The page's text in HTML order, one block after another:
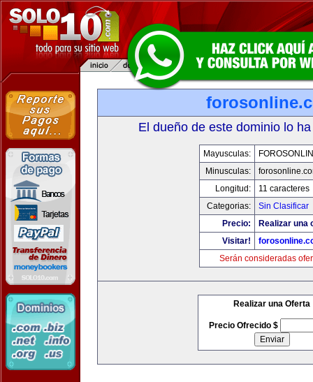
El dueño de este dominio lo
Mayusculas:
Minusculas:
Longitud:
11 caracteres
Categorias:
Sin Clasificar
Precio:
Realizar una
Visitar!
Serán consideradas
Realizar una Oferta
Precio Ofrecido $